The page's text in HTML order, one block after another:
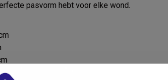
pasvorm hebt voor elke wond.